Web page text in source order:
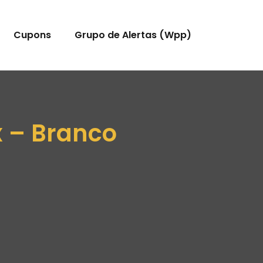
Cupons Grupo de Alertas (Wpp)
– Branco